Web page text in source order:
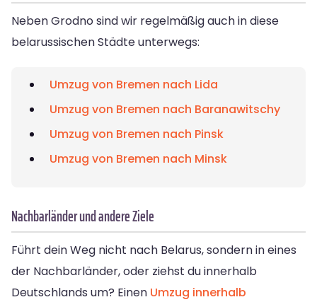
Neben Grodno sind wir regelmäßig auch in diese
belarussischen Städte unterwegs:
Umzug von Bremen nach Lida
Umzug von Bremen nach Baranawitschy
Umzug von Bremen nach Pinsk
Umzug von Bremen nach Minsk
Nachbarländer und andere Ziele
Führt dein Weg nicht nach Belarus, sondern in eines
der Nachbarländer, oder ziehst du innerhalb
Deutschlands um? Einen Umzug innerhalb